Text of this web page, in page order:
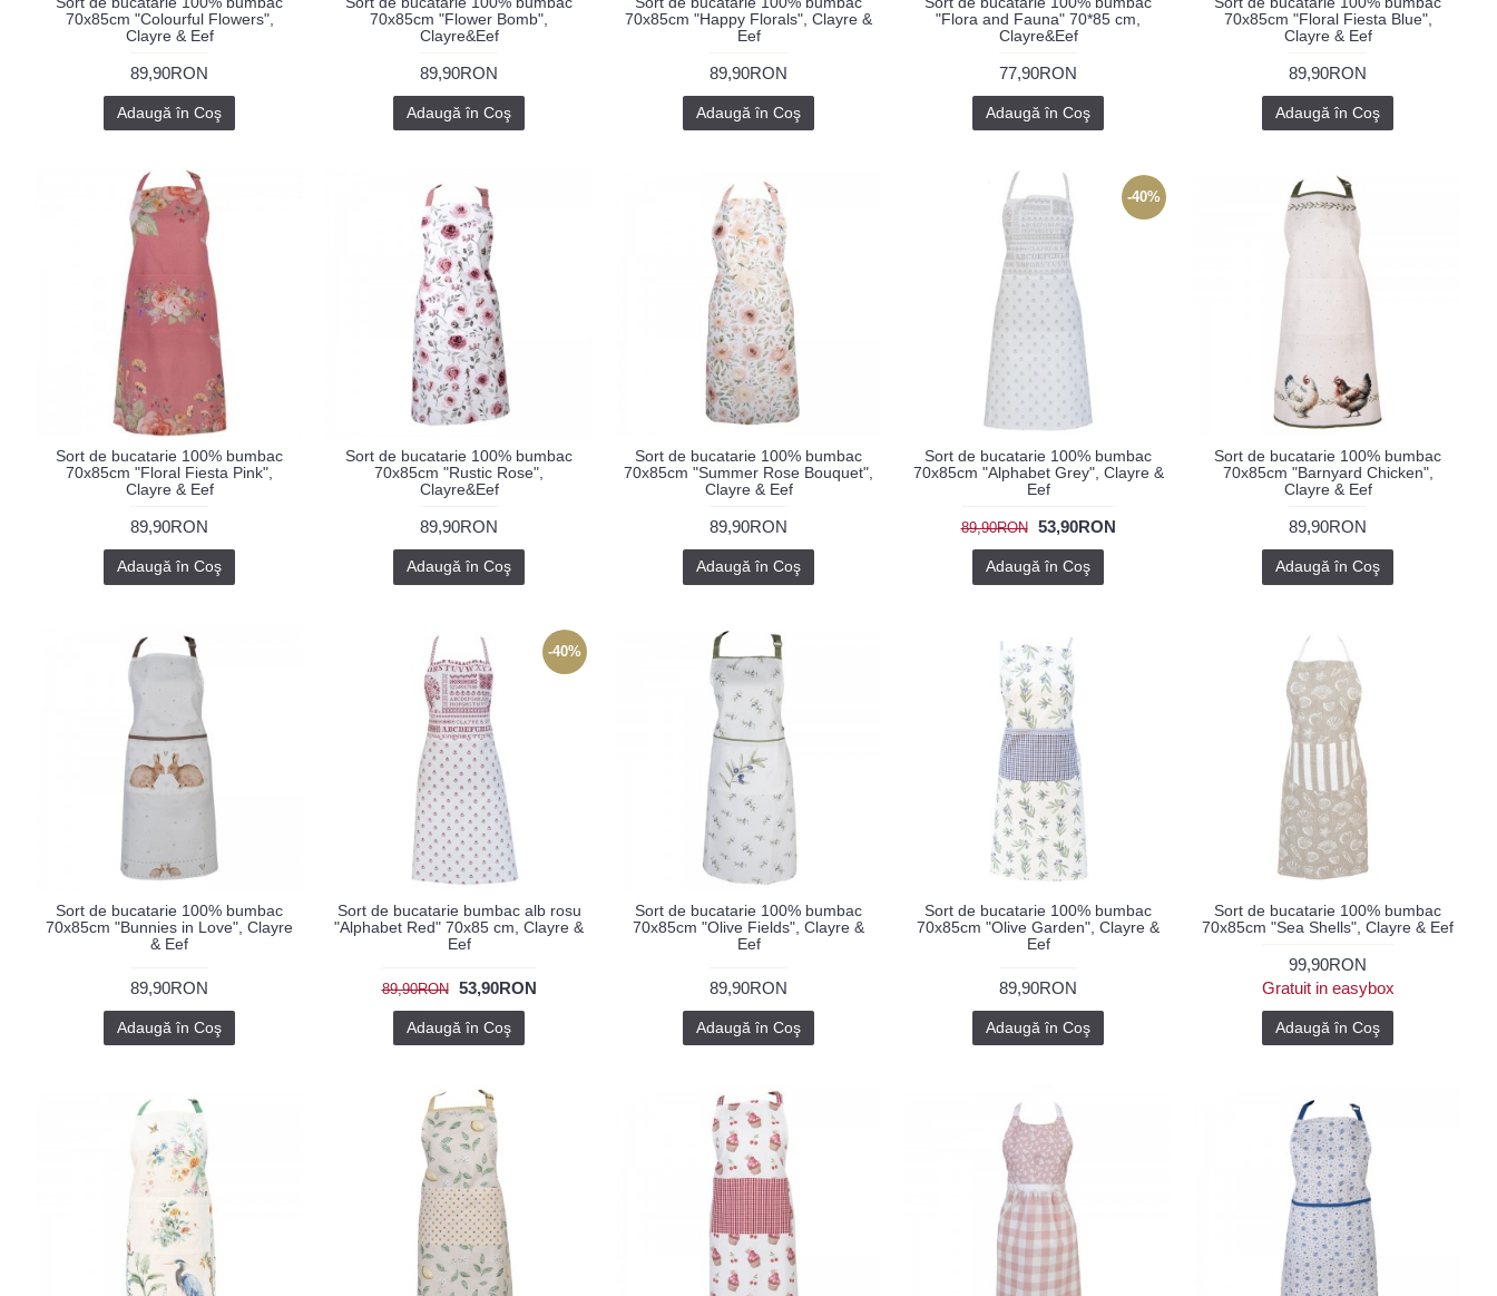
70x85cm "Colourful Flowers",
Clayre & Eef
89,90RON
Adaugă în Coş
70x85cm "Flower Bomb",
Clayre&Eef
89,90RON
Adaugă în Coş
70x85cm "Happy Florals", Clayre &
Eef
89,90RON
Adaugă în Coş
"Flora and Fauna" 70*85 cm,
Clayre&Eef
77,90RON
Adaugă în Coş
70x85cm "Floral Fiesta Blue",
Clayre & Eef
89,90RON
Adaugă în Coş
Sort de bucatarie 100% bumbac
70x85cm "Floral Fiesta Pink",
Clayre & Eef
89,90RON
Adaugă în Coş
Sort de bucatarie 100% bumbac
70x85cm "Rustic Rose",
Clayre&Eef
89,90RON
Adaugă în Coş
Sort de bucatarie 100% bumbac
70x85cm "Summer Rose Bouquet",
Clayre & Eef
89,90RON
Adaugă în Coş
-40%
Sort de bucatarie 100% bumbac
70x85cm "Alphabet Grey", Clayre &
Eef
89,90RON 53,90RON
Adaugă în Coş
Sort de bucatarie 100% bumbac
70x85cm "Barnyard Chicken",
Clayre & Eef
89,90RON
Adaugă în Coş
Sort de bucatarie 100% bumbac
70x85cm "Bunnies in Love", Clayre
& Eef
89,90RON
Adaugă în Coş
-40%
Sort de bucatarie bumbac alb rosu
"Alphabet Red" 70x85 cm, Clayre &
Eef
89,90RON 53,90RON
Adaugă în Coş
Sort de bucatarie 100% bumbac
70x85cm "Olive Fields", Clayre &
Eef
89,90RON
Adaugă în Coş
Sort de bucatarie 100% bumbac
70x85cm "Olive Garden", Clayre &
Eef
89,90RON
Adaugă în Coş
Sort de bucatarie 100% bumbac
70x85cm "Sea Shells", Clayre & Eef
99,90RON
Gratuit in easybox
Adaugă în Coş